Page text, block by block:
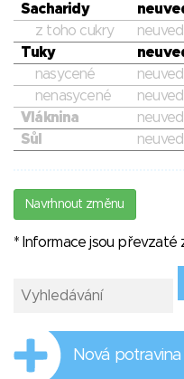
Sacharidy
z toho cukry
Tuky
nasycené
nenasycené
Vláknina
Sůl
Navrhnout změnu
* Informace jsou
Nová potravina